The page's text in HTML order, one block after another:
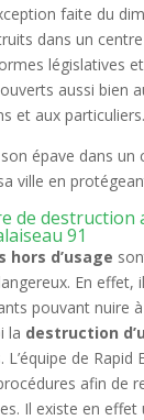
faite du
dans un
législatives
aussi bien
et aux particuliers.
épave dans un
ville en
de destruction
91
hors d’usage
En effet,
pouvant nuire
la destruction
de Rapid
afin de
Il existe en